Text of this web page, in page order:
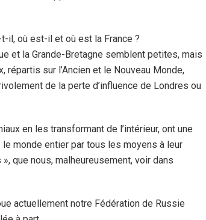
il, où est-il et où est la France ?
et la Grande-Bretagne semblent petites, mais
sur l’Ancien et le Nouveau Monde,
de la perte d’influence de Londres ou
en les transformant de l’intérieur, ont une
monde entier par tous les moyens à leur
que nous, malheureusement, voir dans
actuellement notre Fédération de Russie